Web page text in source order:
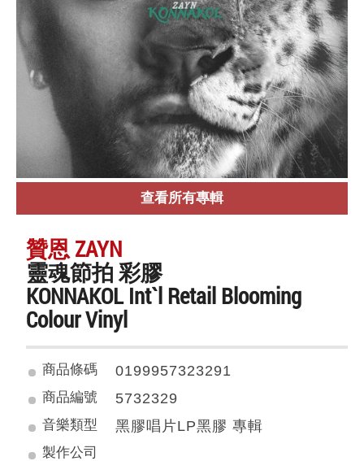
查看所有專輯
贊恩 ZAYN
靈魂節拍 彩膠
KONNAKOL Int`l Retail Blooming
Colour Vinyl
商品條碼 0199957323291
商品編號 5732329
音樂類型 黑膠唱片LP黑膠 專輯
製作公司